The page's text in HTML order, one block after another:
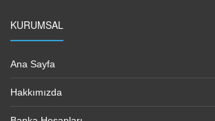
KURUMSAL
Ana Sayfa
Hakkımızda